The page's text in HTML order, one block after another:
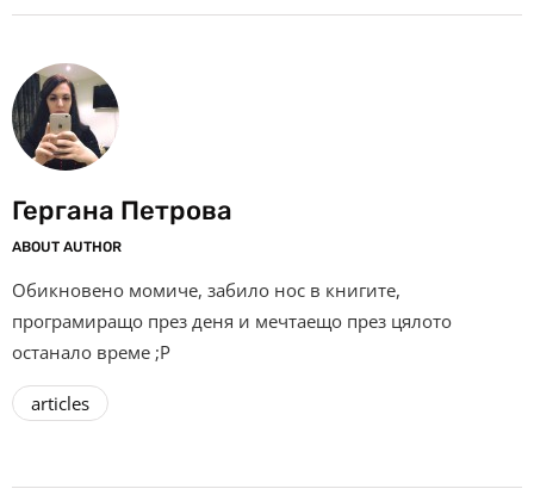
Гергана Петрова
ABOUT AUTHOR
Обикновено момиче, забило нос в книгите,
програмиращо през деня и мечтаещо през цялото
останало време ;Р
articles